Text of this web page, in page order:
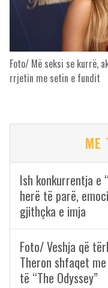
Foto/ Më seksi se kurrë,
rrjetin me setin e fundit
ME
Ish konkurrentja e
herë të parë,
gjithçka e imja
Foto/ Veshja që
Theron shfaqet
të “The Odyssey”